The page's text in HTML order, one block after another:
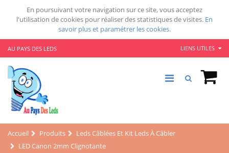
En poursuivant votre navigation sur ce site, vous acceptez
l'utilisation de cookies pour réaliser des statistiques de visites. En
savoir plus et paramétrer les cookies.
AU PAYS DES LEDS LIENS UTILES
Accueil Produits
Leds Câblées Et Kit Leds À Câbler
LED Canon 2mm Clignotante